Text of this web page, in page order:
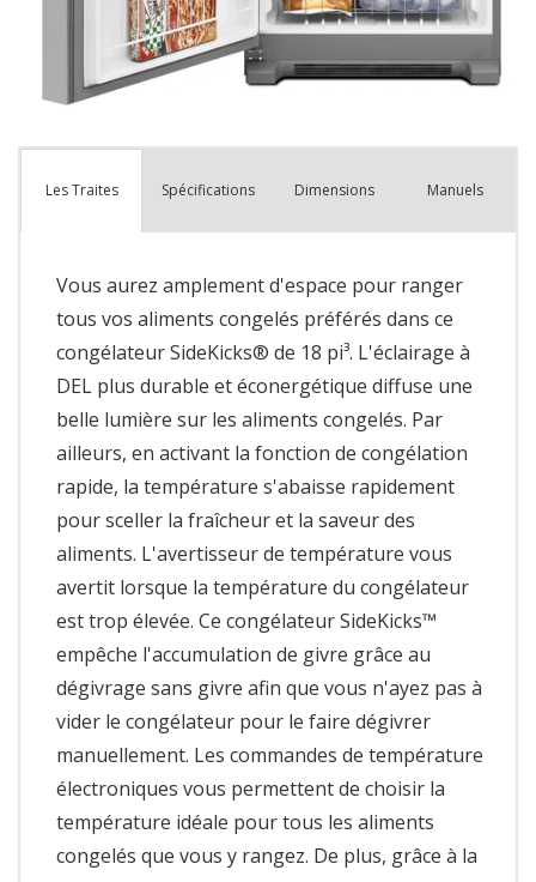
Les Traites Spécifications Dimensions Manuels
Vous aurez amplement d'espace pour ranger
tous vos aliments congelés préférés dans ce
congélateur SideKicks® de 18 pi³. L'éclairage à
DEL plus durable et éconergétique diffuse une
belle lumière sur les aliments congelés. Par
ailleurs, en activant la fonction de congélation
rapide, la température s'abaisse rapidement
pour sceller la fraîcheur et la saveur des
aliments. L'avertisseur de température vous
avertit lorsque la température du congélateur
est trop élevée. Ce congélateur SideKicks™
empêche l'accumulation de givre grâce au
dégivrage sans givre afin que vous n'ayez pas à
vider le congélateur pour le faire dégivrer
manuellement. Les commandes de température
électroniques vous permettent de choisir la
température idéale pour tous les aliments
congelés que vous y rangez. De plus, grâce à la